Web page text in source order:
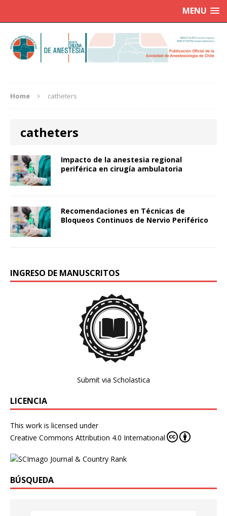
MENU
Home catheters
catheters
Impacto de la anestesia regional
periférica en cirugía ambulatoria
Recomendaciones en Técnicas de
Bloqueos Continuos de Nervio Periférico
INGRESO DE MANUSCRITOS
Submit via Scholastica
LICENCIA
This work is licensed under
Creative Commons Attribution 4.0 International
BÚSQUEDA